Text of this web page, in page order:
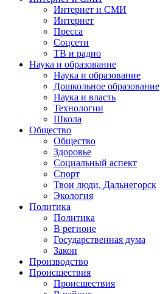
Интернет и СМИ
Интернет
Пресса
Соцсети
ТВ и радио
Наука и образование
Наука и образование
Дошкольное образование
Наука и власть
Технологии
Школа
Общество
Общество
Здоровье
Социальный аспект
Спорт
Твои люди, Дальнегорск
Экология
Политика
Политика
В регионе
Государственная дума
Закон
Производство
Происшествия
Происшествия